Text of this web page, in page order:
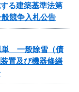
る建築基準法第
競争入札公告
単 一般除雪（債
置及び機器修繕